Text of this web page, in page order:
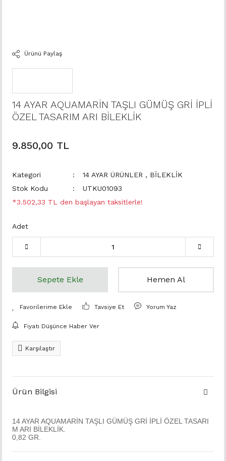
Ürünü Paylaş
14 AYAR AQUAMARİN TAŞLI GÜMÜŞ GRİ İPLİ
ÖZEL TASARIM ARI BİLEKLİK
9.850,00 TL
Kategori 14 AYAR ÜRÜNLER , BİLEKLİK
Stok Kodu
UTKU01093
*3.502,33 TL den başlayan taksitlerle!
Adet
Sepete Ekle Hemen Al
Tavsiye Et Yorum Yaz
Fiyatı Düşünce Haber Ver
Karşılaştır
Ürün Bilgisi
14 AYAR AQUAMARİN TAŞLI GÜMÜŞ GRİ İPLİ ÖZEL TASARI
M ARI BİLEKLİK.
0,82 GR.